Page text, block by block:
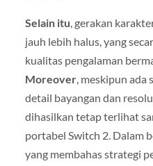
Selain itu, gerakan
jauh lebih halus, yang
kualitas pengalaman
Moreover, meskipun ada
detail bayangan dan
dihasilkan tetap terlihat
portabel Switch 2. Dalam
yang membahas strategi